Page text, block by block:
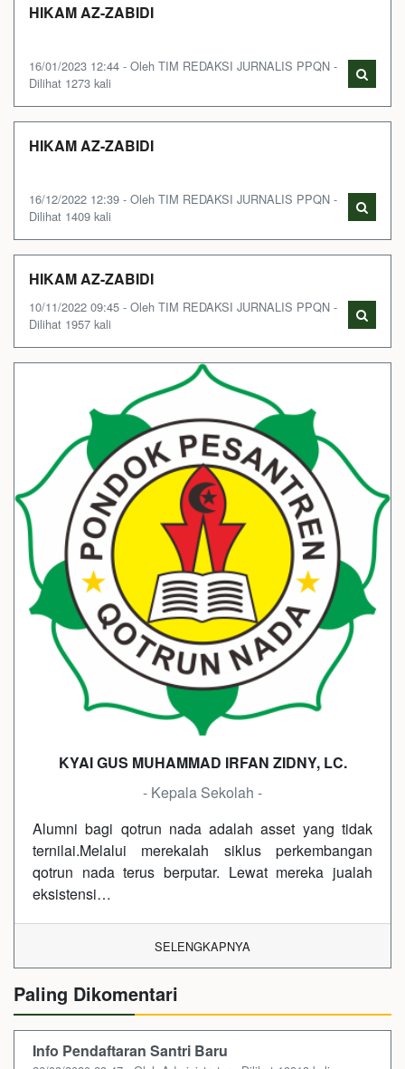
HIKAM AZ-ZABIDI
16/01/2023 12:44 - Oleh TIM REDAKSI JURNALIS PPQN -
Dilihat 1273 kali
HIKAM AZ-ZABIDI
16/12/2022 12:39 - Oleh TIM REDAKSI JURNALIS PPQN -
Dilihat 1409 kali
HIKAM AZ-ZABIDI
10/11/2022 09:45 - Oleh TIM REDAKSI JURNALIS PPQN -
Dilihat 1957 kali
KYAI GUS MUHAMMAD IRFAN ZIDNY, LC.
- Kepala Sekolah -
Alumni bagi qotrun nada adalah asset yang tidak
ternilai.Melalui merekalah siklus perkembangan
qotrun nada terus berputar. Lewat mereka jualah
eksistensi…
SELENGKAPNYA
Paling Dikomentari
Info Pendaftaran Santri Baru